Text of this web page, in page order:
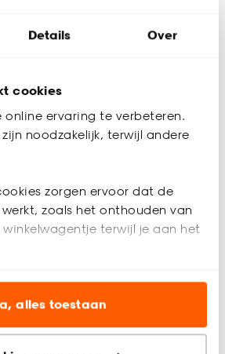
Details Over
cookies
online ervaring te verbeteren.
noodzakelijk, terwijl andere
zorgen ervoor dat de
zoals het onthouden van
terwijl je aan het
(optioneel) helpen ons de
voor jou en al onze andere
alles toestaan
57.
Binnen 2-3 werkdagen bezorgd